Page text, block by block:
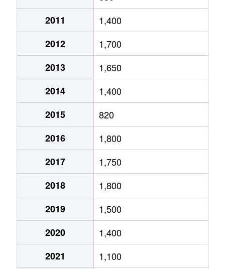
2011
1,400
2012
1,700
2013
1,650
2014
1,400
2015
820
2016
1,800
2017
1,750
2018
1,800
2019
1,500
2020
1,400
2021
1,100